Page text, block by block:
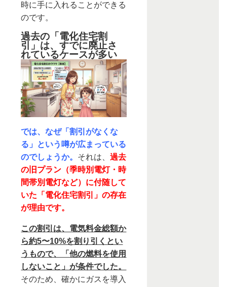
時に手に入れることができる
のです。
過去の「電化住宅割
引」は、すでに廃止さ
れているケースが多い
では、なぜ「割引がなくな
る」という噂が広まっている
のでしょうか。 それは、過去
の旧プラン（季時別電灯・時
間帯別電灯など）に付随して
いた「電化住宅割引」の存在
が理由です。
この割引は、電気料金総額か
ら約5〜10%を割り引くとい
うもので、「他の燃料を使用
しないこと」が条件でした。
そのため、確かにガスを導入